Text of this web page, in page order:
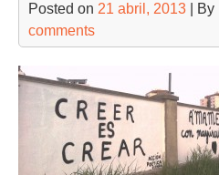
Posted on 21 abril, 2013 | By
comments